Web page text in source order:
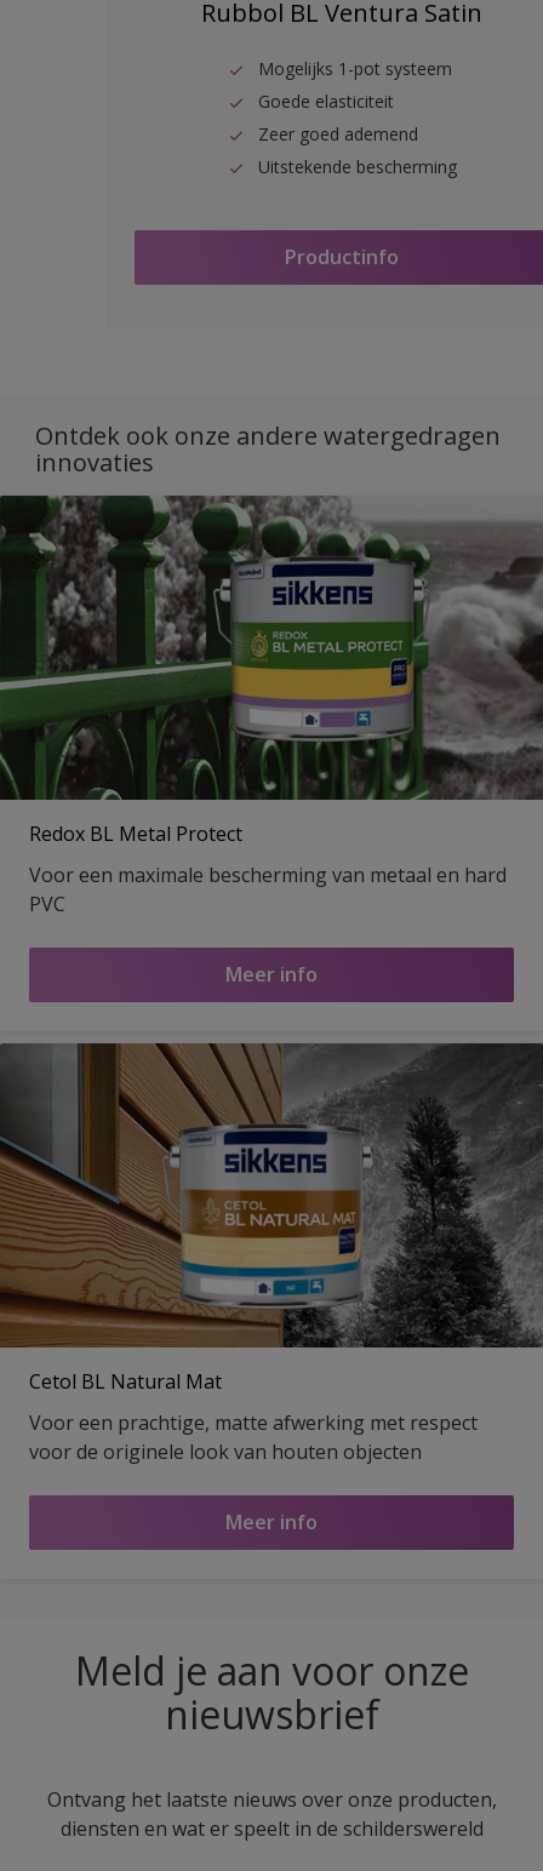
Rubbol BL Ventura Satin
Mogelijks 1-pot systeem
Goede elasticiteit
Zeer goed ademend
Uitstekende bescherming
Productinfo
Ontdek ook onze andere watergedragen
innovaties
Redox BL Metal Protect
Voor een maximale bescherming van metaal en hard
PVC
Meer info
Cetol BL Natural Mat
Voor een prachtige, matte afwerking met respect
voor de originele look van houten objecten
Meer info
Meld je aan voor onze
nieuwsbrief
Ontvang het laatste nieuws over onze producten,
diensten en wat er speelt in de schilderswereld